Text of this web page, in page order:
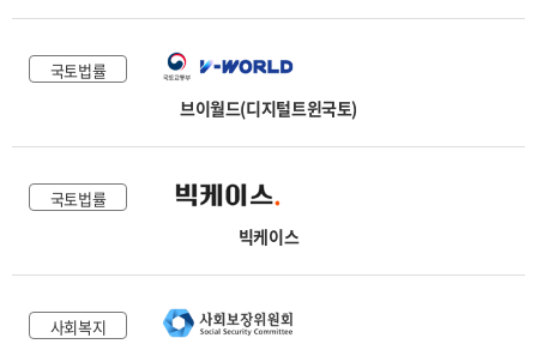
국토법률
브이월드(디지털트윈국토)
국토법률
빅케이스
사회복지